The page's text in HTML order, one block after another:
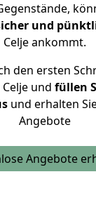
und
Celje ankommt.
den ersten
und füllen
und erhalten
Angebote
Angebote